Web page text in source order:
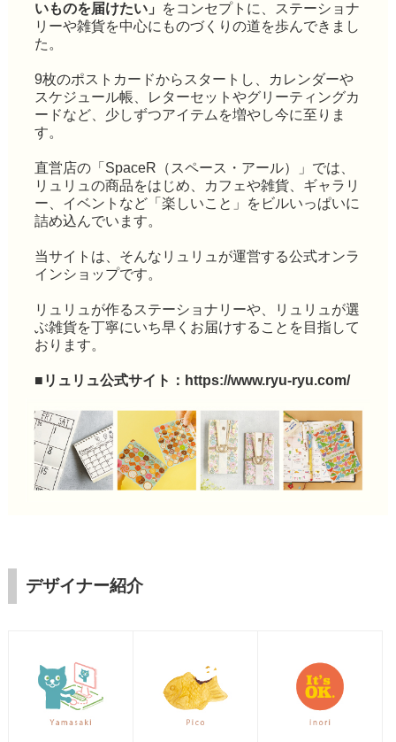
いものを届けたい」
をコンセプトに、ステーショナ
リーや雑貨を中心にものづくりの道を歩んできまし
た。
9枚のポストカードからスタートし、カレンダーや
スケジュール帳、レターセットやグリーティングカ
ードなど、少しずつアイテムを増やし今に至りま
す。
直営店の「SpaceR（スペース・アール）」では、
リュリュの商品をはじめ、カフェや雑貨、ギャラリ
ー、イベントなど「楽しいこと」をビルいっぱいに
詰め込んでいます。
当サイトは、そんなリュリュが運営する公式オンラ
インショップです。
リュリュが作るステーショナリーや、リュリュが選
ぶ雑貨を丁寧にいち早くお届けすることを目指して
おります。
■リュリュ公式サイト： https://www.ryu-ryu.com/
デザイナー紹介